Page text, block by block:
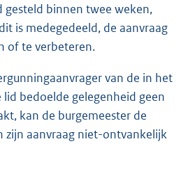
gesteld binnen twee weken,
is medegedeeld, de aanvraag
of te verbeteren.
van de in het
bedoelde gelegenheid geen
kan de burgemeester de
zijn aanvraag niet-ontvankelijk